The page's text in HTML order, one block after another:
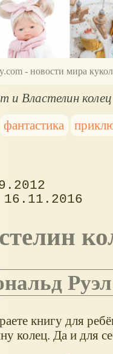
- новости мира
и Властелин колец
фантастика
16.11.2016
Руэл
книгу для
колец. Да и для